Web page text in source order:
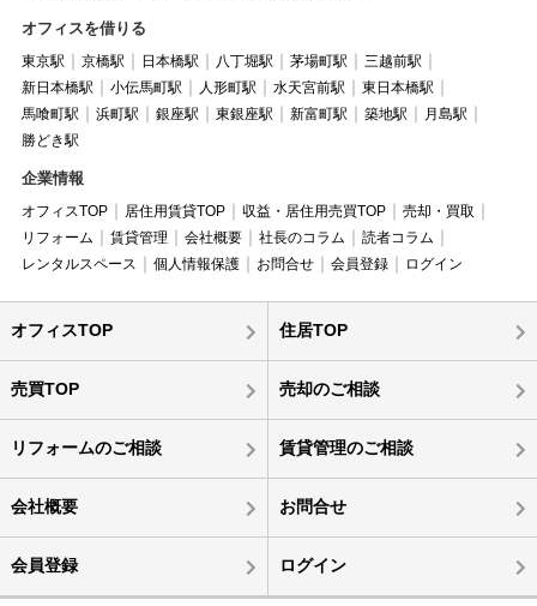
オフィスを借りる
東京駅 京橋駅 日本橋駅 八丁堀駅 茅場町駅
三越前駅
新日本橋駅
小伝馬町駅 人形町駅 水天宮前駅
東日本橋駅
馬喰町駅
浜町駅 銀座駅 東銀座駅 新富町駅 築地駅
月島駅
勝どき駅
企業情報
オフィスTOP 居住用賃貸TOP 収益・居住用売買TOP
売却・買取
リフォーム
賃貸管理 会社概要 社長のコラム
読者コラム
レンタルスペース
個人情報保護 お問合せ 会員登録 ログイン
オフィスTOP 住居TOP
売買TOP 売却のご相談
リフォームのご相談 賃貸管理のご相談
会社概要 お問合せ
会員登録 ログイン